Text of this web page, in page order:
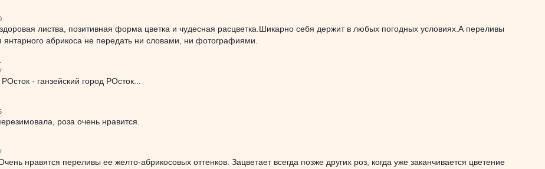
листва, позитивная форма цветка и чудесная расцветка.Шикарно себя держит в любых погодных условиях.А переливы
янтарного абрикоса не передать ни словами, ни фотографиями.
- ганзейский город РОсток...
роза очень нравится.
нравятся переливы ее желто-абрикосовых оттенков. Зацветает всегда позже других роз, когда уже заканчивается цветение